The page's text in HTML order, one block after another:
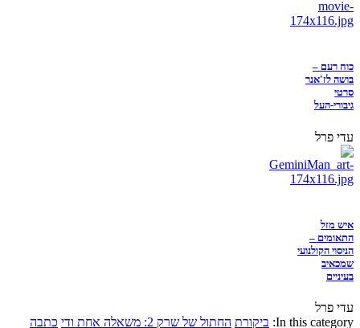
כוח רעם –
בושה לז'אנר
סרטי
גיבורי-העל
עדי פרל
איש מזל
התאומים –
הניסוי הקולנועי
שמכאיב
בעיניים
עדי פרל
In this category: ביקורת החתול של שרק 2: משאלה אחת ודי כתבה